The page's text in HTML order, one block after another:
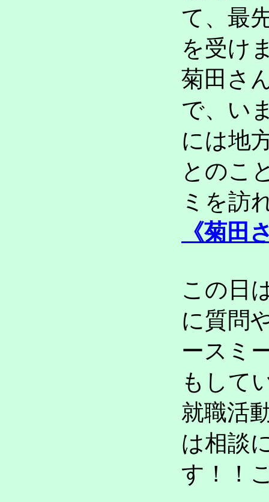
て、最
を受け
菊田さ
で、い
には地
とのこ
ミを訪
《菊田
この日
に質問
ースミ
もして
就職活
は相談
す！！